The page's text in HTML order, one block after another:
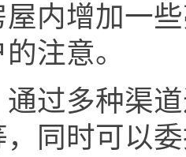
内增加一
注意。
过多种渠
同时可以